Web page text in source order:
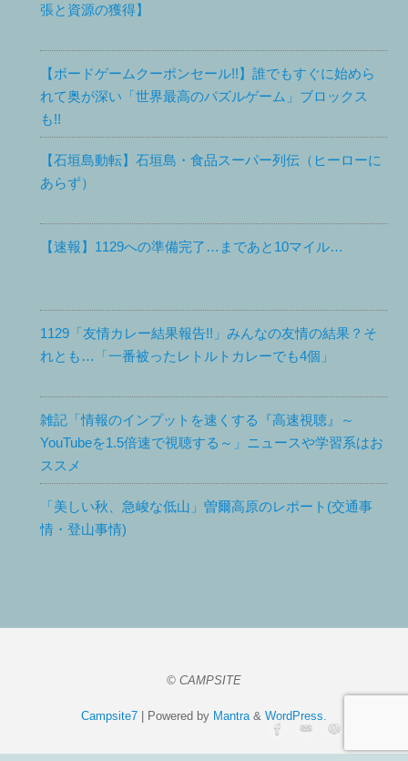
張と資源の獲得】
【ボードゲームクーポンセール!!】誰でもすぐに始めら
れて奥が深い「世界最高のパズルゲーム」ブロックス
も!!
【石垣島動転】石垣島・食品スーパー列伝（ヒーローに
あらず）
【速報】1129への準備完了…まであと10マイル…
1129「友情カレー結果報告!!」みんなの友情の結果？そ
れとも…「一番被ったレトルトカレーでも4個」
雑記「情報のインプットを速くする『高速視聴』～
YouTubeを1.5倍速で視聴する～」ニュースや学習系はお
ススメ
「美しい秋、急峻な低山」曽爾高原のレポート(交通事
情・登山事情)
© CAMPSITE
Campsite7 | Powered by Mantra& WordPress.